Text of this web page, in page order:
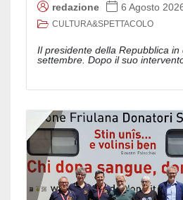
redazione 6 Agosto
CULTURA&SPETTACOLO
Il presidente della Repubblica
settembre. Dopo il suo